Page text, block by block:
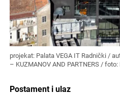
projekat: Palata VEGA IT Radnički /
– KUZMANOV AND PARTNERS /
Postament i ulaz